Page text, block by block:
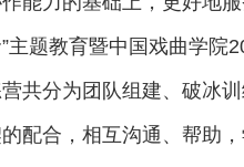
主题教育暨中国戏曲学院
共分为团队组建、破冰
配合，相互沟通、帮助